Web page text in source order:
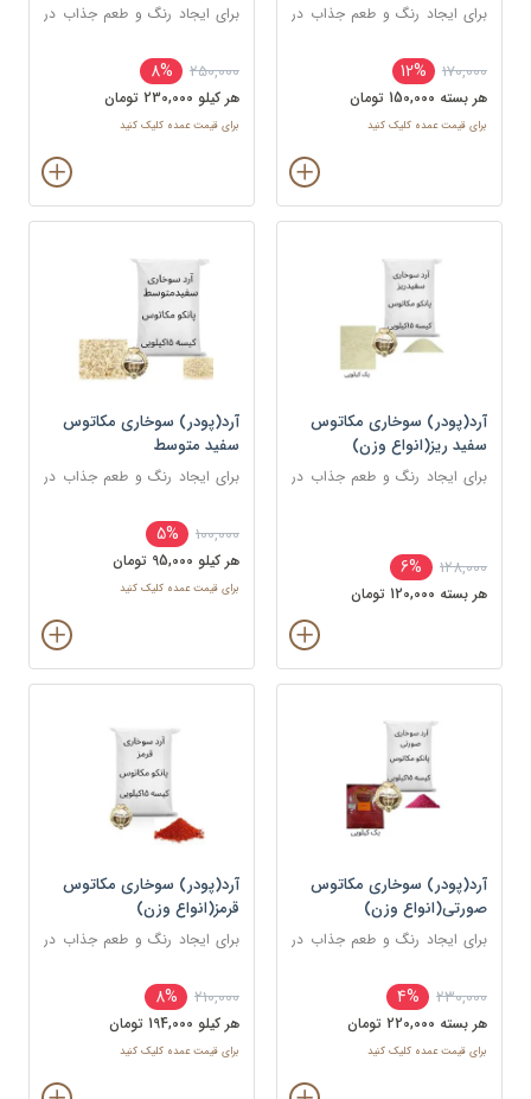
برای ایجاد رنگ و طعم جذاب در
ها، ناگت ها، مرغ، ماهی و میگو
استفاده می شود.
170,000
12%
هر بسته 150,000 تومان
برای قیمت عمده کلیک کنید
برای ایجاد رنگ و طعم جذاب در
ها، ناگت ها، مرغ، ماهی و میگو
استفاده می شود.
250,000
8%
هر کيلو 230,000 تومان
برای قیمت عمده کلیک کنید
آرد(پودر) سوخاری مکاتوس
سفید ریز(انواع وزن)
برای ایجاد رنگ و طعم جذاب در
128,000
6%
هر بسته 120,000 تومان
آرد(پودر) سوخاری مکاتوس
سفید متوسط
برای ایجاد رنگ و طعم جذاب در
ها، ناگت ها، مرغ، ماهی و میگو
استفاده می شود.
100,000
5%
هر کيلو 95,000 تومان
برای قیمت عمده کلیک کنید
آرد(پودر) سوخاری مکاتوس
صورتی(انواع وزن)
برای ایجاد رنگ و طعم جذاب در
ها، ناگت ها، مرغ، ماهی و میگو
استفاده می شود.
230,000
4%
هر بسته 220,000 تومان
برای قیمت عمده کلیک کنید
آرد(پودر) سوخاری مکاتوس
قرمز(انواع وزن)
برای ایجاد رنگ و طعم جذاب در
ها، ناگت ها، مرغ، ماهی و میگو
استفاده می شود.
210,000
8%
هر کيلو 194,000 تومان
برای قیمت عمده کلیک کنید